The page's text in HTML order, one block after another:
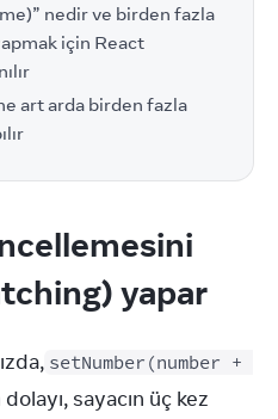
nedir ve birden fazla
için React
art arda birden fazla
yapar
setNumber(number +
dolayı, sayacın üç kez